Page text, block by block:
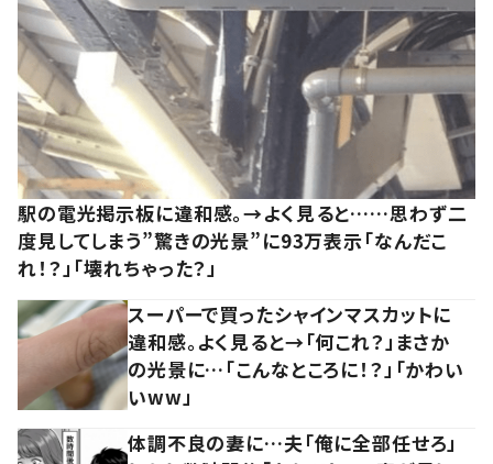
駅の電光掲示板に違和感。→よく見ると……思わず二
度見してしまう”驚きの光景”に93万表示「なんだこ
れ！？」「壊れちゃった？」
スーパーで買ったシャインマスカットに
違和感。よく見ると→「何これ？」まさか
の光景に…「こんなところに！？」「かわい
いww」
体調不良の妻に…夫「俺に全部任せろ」